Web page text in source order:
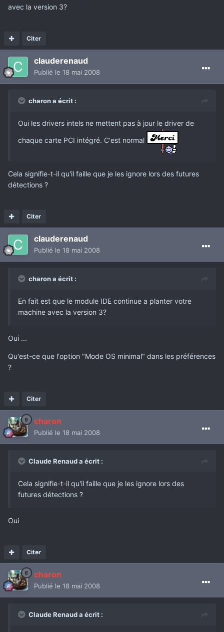
avec la version 3?
Citer
clauderenaud
Publié le 18 mai 2008
charon a écrit :
Oui les drivers intels ne mettent pas à jour le driver de
chaque carte PCI intégré. C'est normal
Cela signifie-t-il qu'il faille que je les ignore lors des futures
détections ?
Citer
clauderenaud
Publié le 18 mai 2008
charon a écrit :
En fait est que le module IDE continue a planter votre
machine avec la version 3?
Oui ...
Qu'est-ce que l'option "Mode OS minimal" dans les préférences
?
Citer
charon
Publié le 18 mai 2008
Claude Renaud a écrit :
Cela signifie-t-il qu'il faille que je les ignore lors des
futures détections ?
Oui
Citer
charon
Publié le 18 mai 2008
Claude Renaud a écrit :